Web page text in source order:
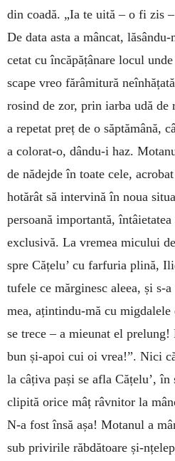
din coadă. „Ia te uită – o fi zis
De data asta a mâncat,
ce­tat cu încăpățânare locul
scape vreo fărâmitură
rosind de zor, prin iarba udă de
a repetat preț de o săp­tă­mână,
a colorat-o, dân­du-i haz.
de nădejde în toate cele,
hotărât să intervină în noua
per­soană importantă,
exclusivă. La vremea micului
spre Cățelu’ cu farfuria plină,
tufele ce mărginesc aleea, și s-
mea, ațintindu-mă cu
se trece – a mieunat el
bun și-apoi cui oi vrea!”. Nici
la câțiva pași se afla Cățelu’,
cli­pi­tă orice mâț râvnitor la
N-a fost însă așa! Motanul a
sub privirile răbdătoare și-